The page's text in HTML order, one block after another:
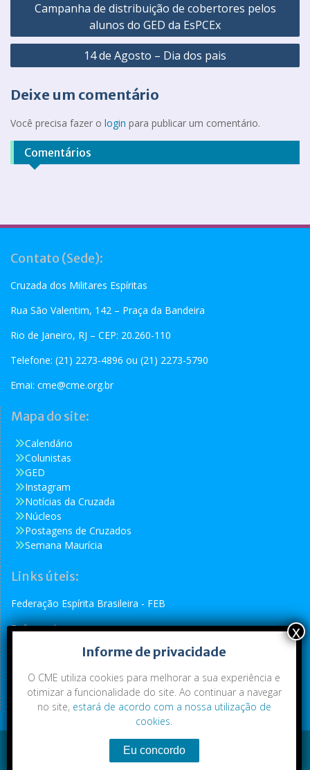
Campanha de distribuição de cobertores pelos
alunos do GED da EsPCEx
14 de Agosto – Dia dos pais
Deixe um comentário
Você precisa fazer o login para publicar um comentário.
Comentários
Contato (Sede):
Cruzada dos Militares Espíritas
Rua São Valentim, 142 – Praça da Bandeira
Rio de Janeiro, RJ – CEP: 20.260-110
Telefone: (21) 2273-4896 ou (21) 2273-5790
Emai: cme@cme.org.br
Mapa do site:
Calendário
Colunistas
GED
Instagram
Notícias da Cruzada
Núcleos
Postagens de Cruzados
Semana Maurícia
Links úteis:
Federação Espírita Brasileira - FEB
Reformador
Conselho Espírita Internacional - CEI
Conteúdo exclusivo da CME. Todos os direitos reservados.
Informe de privacidade
O CME utiliza cookies para melhorar a sua experiência e
otimizar a funcionalidade do site. Ao continuar a navegar
no site, estará de acordo com a nossa utilização de
cookies.